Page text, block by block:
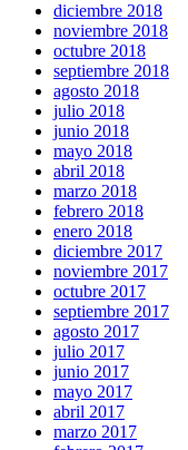
diciembre 2018
noviembre 2018
octubre 2018
septiembre 2018
agosto 2018
julio 2018
junio 2018
mayo 2018
abril 2018
marzo 2018
febrero 2018
enero 2018
diciembre 2017
noviembre 2017
octubre 2017
septiembre 2017
agosto 2017
julio 2017
junio 2017
mayo 2017
abril 2017
marzo 2017